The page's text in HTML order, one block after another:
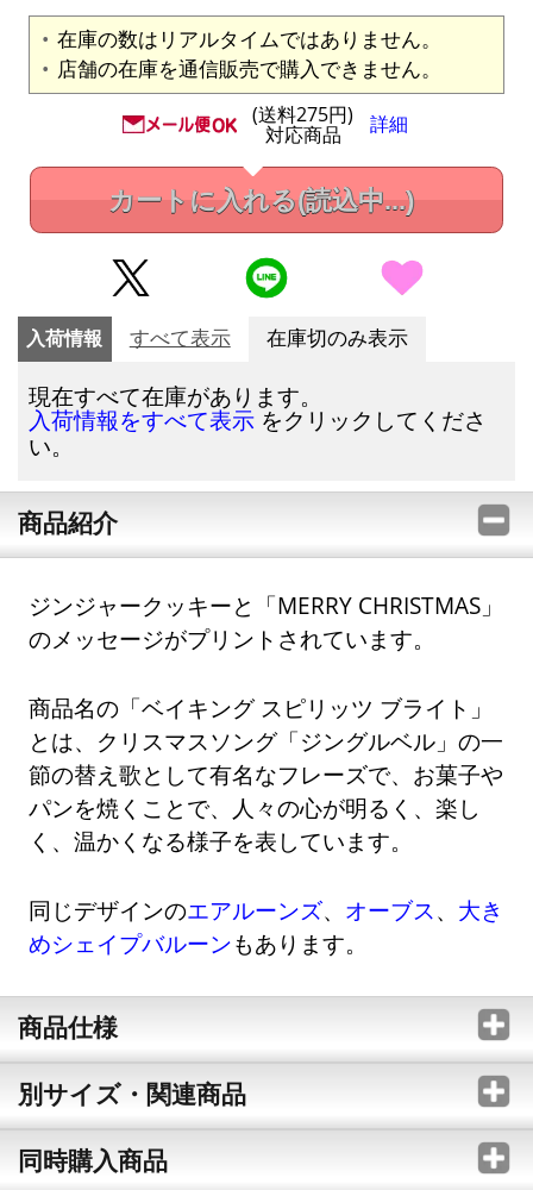
在庫の数はリアルタイムではありません。
店舗の在庫を通信販売で購入できません。
(送料275円)
対応商品 詳細
カートに入れる(読込中...)
入荷情報 すべて表示 在庫切のみ表示
現在すべて在庫があります。
入荷情報をすべて表示 をクリックしてくださ
い。
商品紹介
ジンジャークッキーと「MERRY CHRISTMAS」
のメッセージがプリントされています。
商品名の「ベイキング スピリッツ ブライト」
とは、クリスマスソング「ジングルベル」の一
節の替え歌として有名なフレーズで、お菓子や
パンを焼くことで、人々の心が明るく、楽し
く、温かくなる様子を表しています。
同じデザインのエアルーンズ、 オーブス 、 大き
めシェイプバルーンもあります。
商品仕様
別サイズ・関連商品
同時購入商品